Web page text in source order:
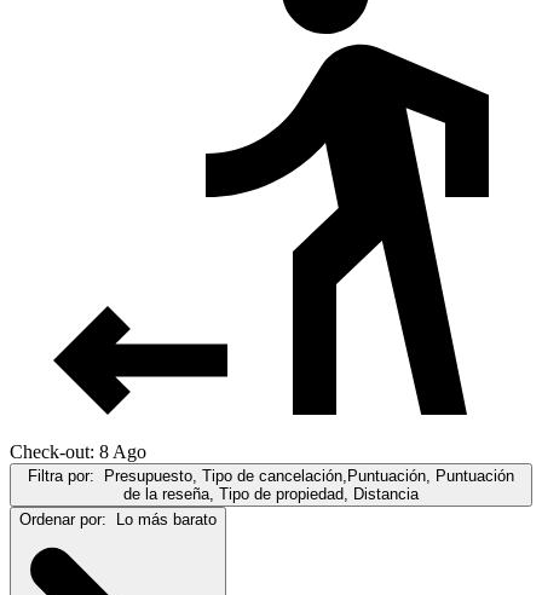
Check-out: 8 Ago
Filtra por:
Presupuesto, Tipo de cancelación,Puntuación, Puntuación
de la reseña, Tipo de propiedad, Distancia
Ordenar por:
Lo más barato